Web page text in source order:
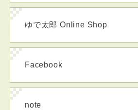
ゆで太郎 Online Shop
Facebook
note